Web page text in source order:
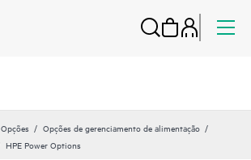
Opções
Opções de gerenciamento de alimentação
HPE Power Options